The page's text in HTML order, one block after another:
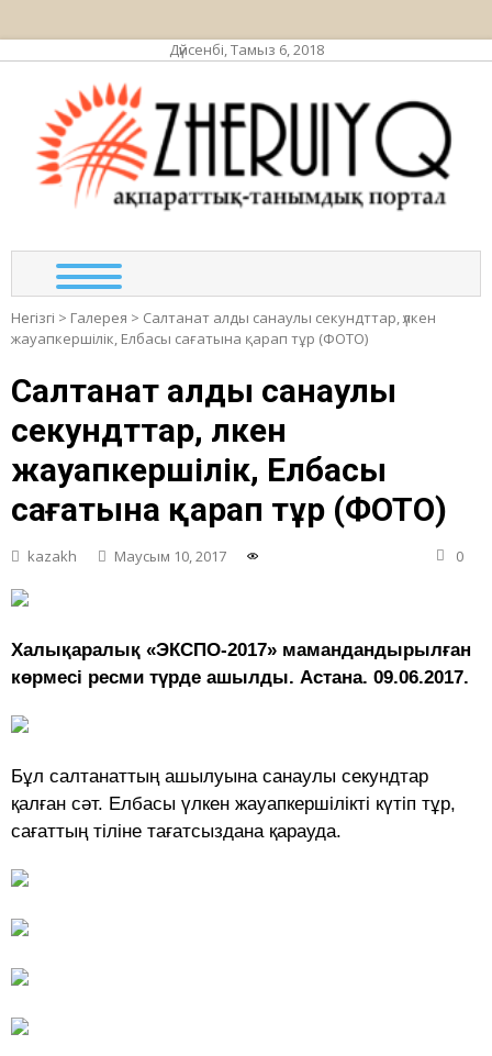
Дүйсенбі, Тамыз 6, 2018
Негізгі > Галерея > Салтанат алды санаулы секундттар, үлкен
жауапкершілік, Елбасы сағатына қарап тұр (ФОТО)
Салтанат алды санаулы
секундттар, үлкен
жауапкершілік, Елбасы
сағатына қарап тұр (ФОТО)
kazakh Маусым 10, 2017 0
Халықаралық «ЭКСПО-2017» мамандандырылған
көрмесі ресми түрде ашылды. Астана. 09.06.2017.
Бұл салтанаттың ашылуына санаулы секундтар
қалған сәт. Елбасы үлкен жауапкершілікті күтіп тұр,
сағаттың тіліне тағатсыздана қарауда.